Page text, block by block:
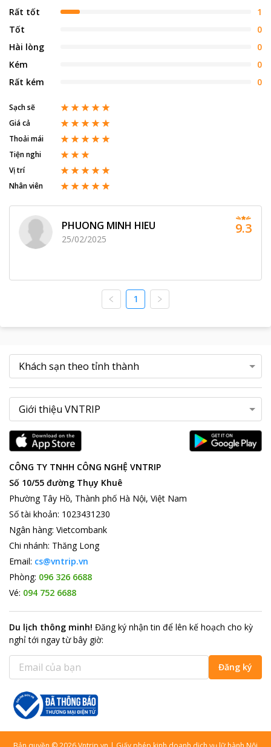
Rất tốt
1
Tốt
0
Hài lòng
0
Kém
0
Rất kém
0
Sạch sẽ
Giá cả
Thoải mái
Tiện nghi
Vị trí
Nhân viên
PHUONG MINH HIEU
25/02/2025
9.3
1
CÔNG TY TNHH CÔNG NGHỆ VNTRIP
Số 10/55 đường Thụy Khuê
Phường Tây Hồ, Thành phố Hà Nội, Việt Nam
Số tài khoản: 1023431230
Ngân hàng: Vietcombank
Chi nhánh: Thăng Long
Email: cs@vntrip.vn
Phòng: 096 326 6688
Vé: 094 752 6688
Du lịch thông minh! Đăng ký nhận tin để lên kế hoạch cho kỳ
nghỉ tới ngay từ bây giờ:
Đăng ký